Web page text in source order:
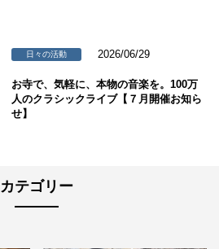
日々の活動 2026/06/29
お寺で、気軽に、本物の音楽を。100万
人のクラシックライブ【７月開催お知ら
せ】
カテゴリー